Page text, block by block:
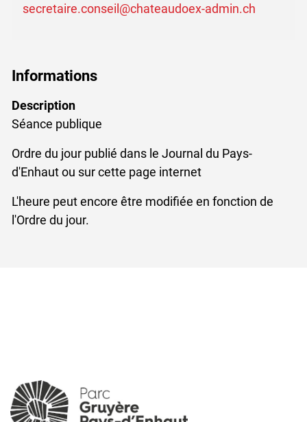
secretaire.conseil@chateaudoex-admin.ch
Informations
Description
Séance publique
Ordre du jour publié dans le Journal du Pays-
d'Enhaut ou sur cette page internet
L'heure peut encore être modifiée en fonction de
l'Ordre du jour.